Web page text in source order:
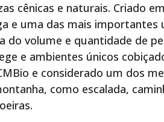
cênicas e naturais. Criado
e uma das mais importantes
do volume e quantidade de
e ambientes únicos
e considerado um dos
como escalada,